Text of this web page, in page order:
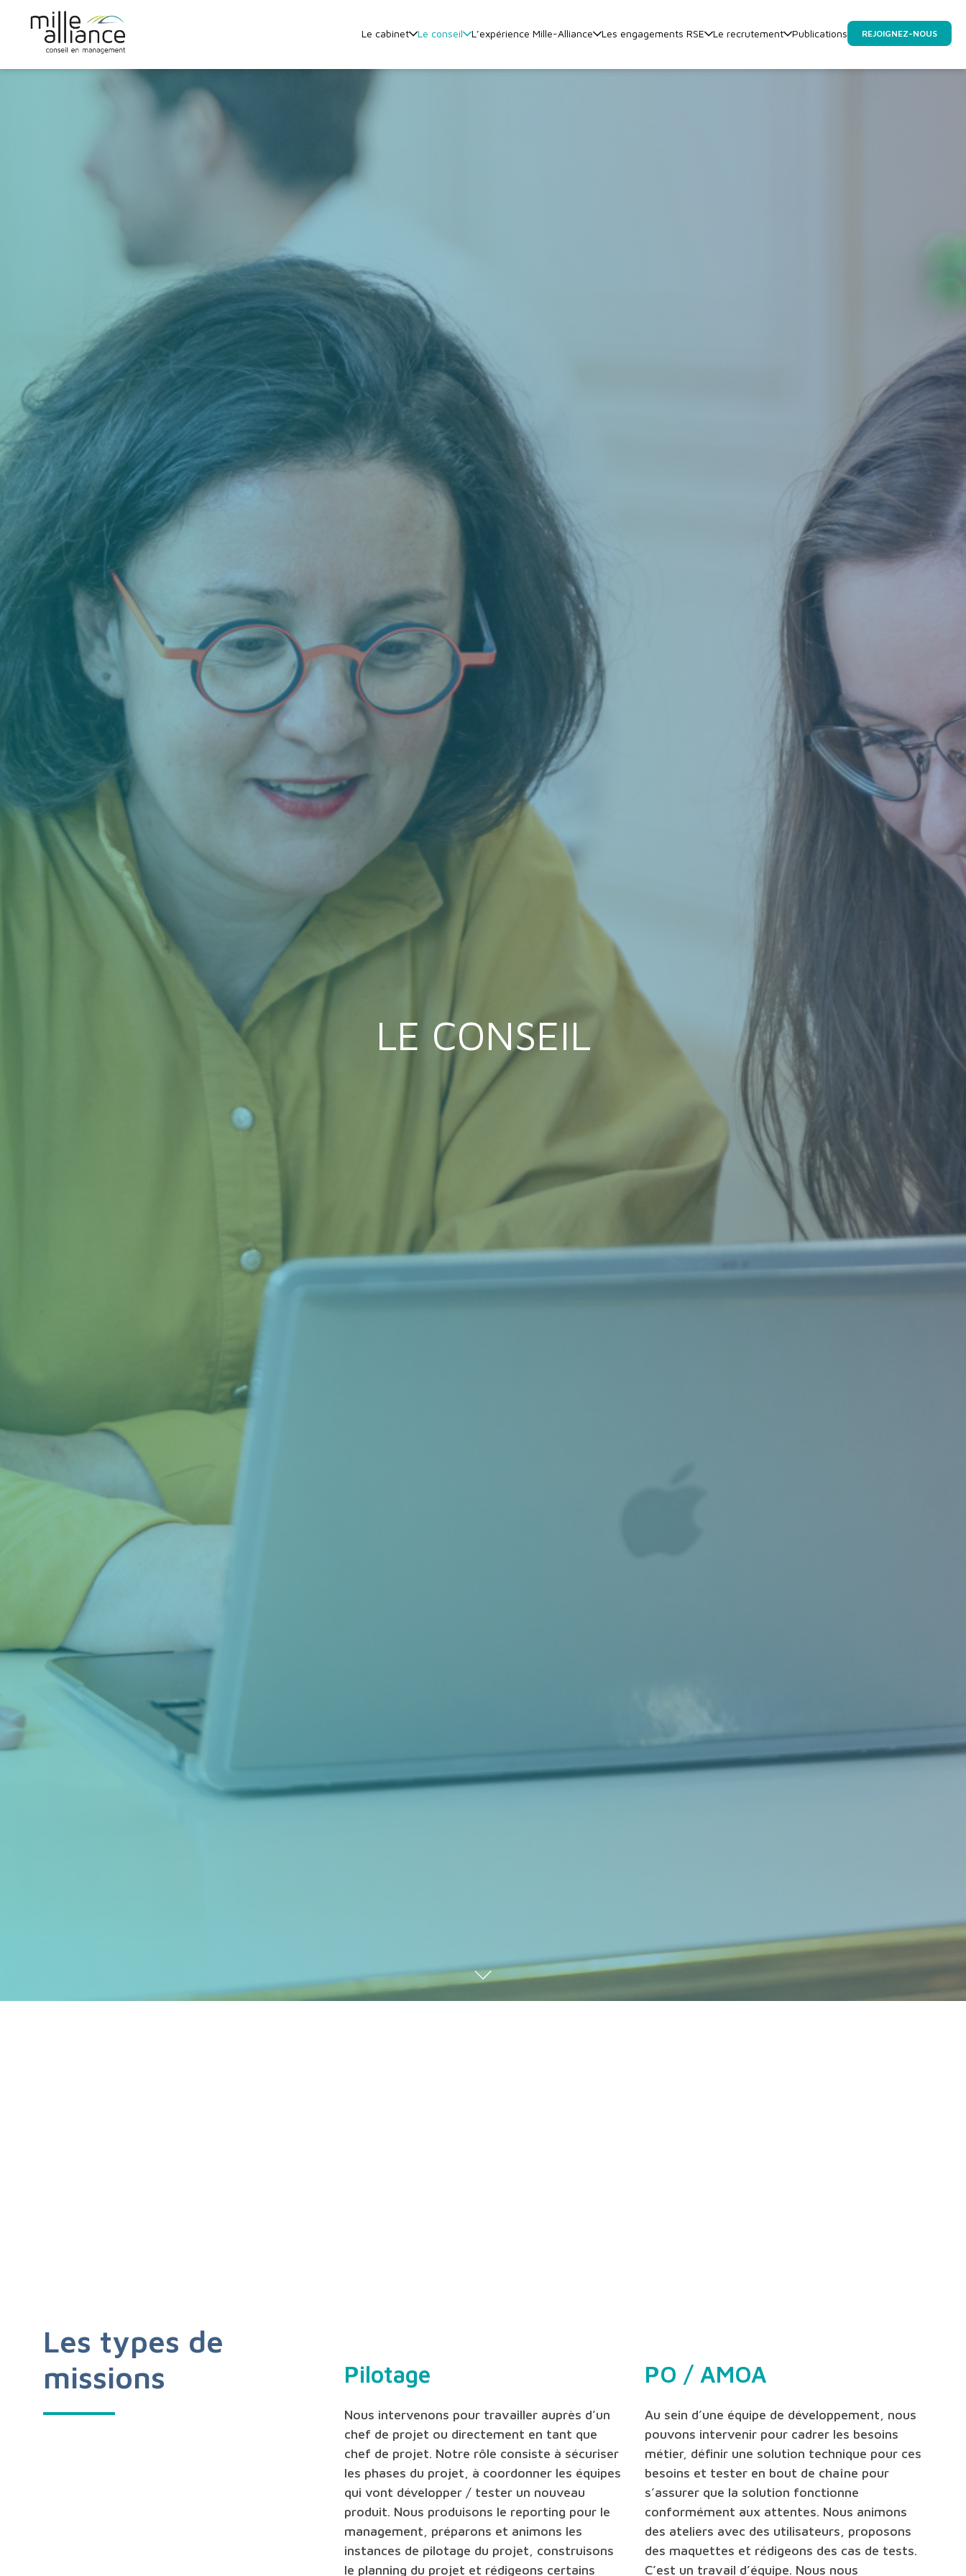
Le cabinet Le conseil L’expérience Mille-Alliance Les engagements RSE Le recrutement Publications REJOIGNEZ-NOUS
LE CONSEIL
Les types de
missions
Pilotage
Nous intervenons pour travailler auprès d’un
chef de projet ou directement en tant que
chef de projet. Notre rôle consiste à sécuriser
les phases du projet, à coordonner les équipes
qui vont développer / tester un nouveau
produit. Nous produisons le reporting pour le
management, préparons et animons les
instances de pilotage du projet, construisons
le planning du projet et rédigeons certains
PO / AMOA
Au sein d’une équipe de développement, nous
pouvons intervenir pour cadrer les besoins
métier, définir une solution technique pour ces
besoins et tester en bout de chaîne pour
s’assurer que la solution fonctionne
conformément aux attentes. Nous animons
des ateliers avec des utilisateurs, proposons
des maquettes et rédigeons des cas de tests.
C’est un travail d’équipe. Nous nous